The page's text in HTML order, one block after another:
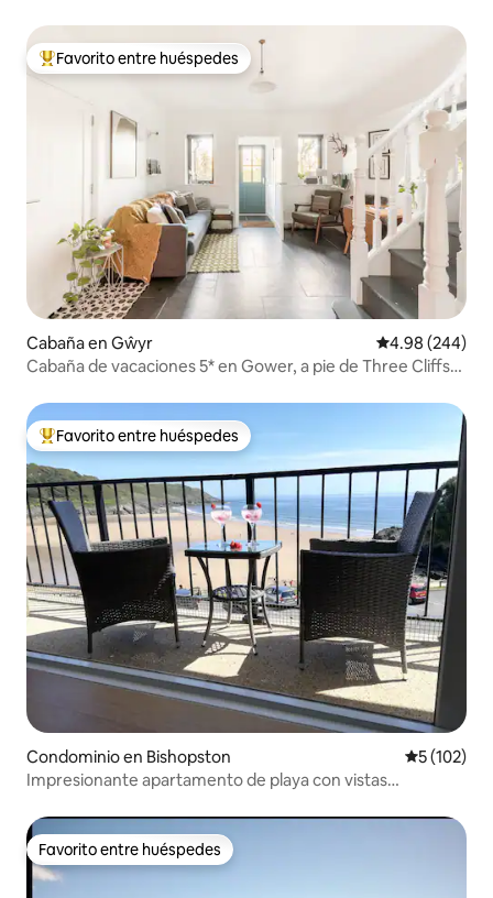
De los mejores en Favorito entre huéspedes
Favorito entre huéspedes
Cabaña en Gŵyr Calificación
4.98 (244)
Cabaña de vacaciones 5* en Gower, a pie de Three Cliffs
De los mejores en Favorito entre huéspedes
Favorito entre huéspedes
Condominio en Bishopston
5 (102)
Impresionante apartamento de playa con vistas
Favorito entre huéspedes
Favorito entre huéspedes